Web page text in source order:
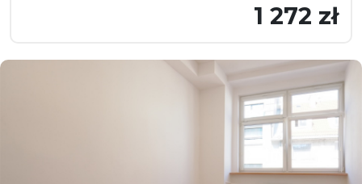
1 272 zł